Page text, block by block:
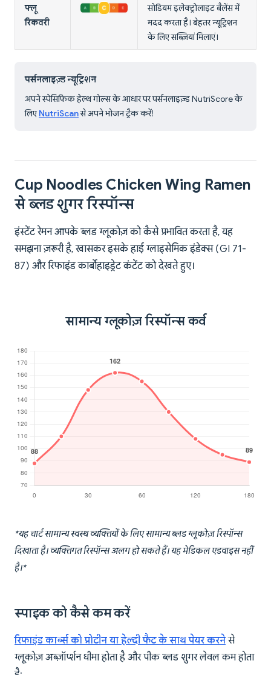
फ्लू
रिकवरी
सोडियम इलेक्ट्रोलाइट बैलेंस में
मदद करता है। बेहतर न्यूट्रिशन
के लिए सब्ज़ियां मिलाएं।
पर्सनलाइज़्ड न्यूट्रिशन
अपने स्पेसिफिक हेल्थ गोल्स के आधार पर पर्सनलाइज़्ड NutriScore के
लिए NutriScanसे अपने भोजन ट्रैक करें!
Cup Noodles Chicken Wing Ramen
से ब्लड शुगर रिस्पॉन्स
इंस्टेंट रेमन आपके ब्लड ग्लूकोज़ को कैसे प्रभावित करता है, यह
समझना ज़रूरी है, खासकर इसके हाई ग्लाइसेमिक इंडेक्स (GI 71-
87) और रिफाइंड कार्बोहाइड्रेट कंटेंट को देखते हुए।
सामान्य ग्लूकोज़ रिस्पॉन्स कर्व
*यह चार्ट सामान्य स्वस्थ व्यक्तियों के लिए सामान्य ब्लड ग्लूकोज़ रिस्पॉन्स
दिखाता है। व्यक्तिगत रिस्पॉन्स अलग हो सकते हैं। यह मेडिकल एडवाइस नहीं
है।*
स्पाइक को कैसे कम करें
रिफाइंड कार्ब्स को प्रोटीन या हेल्दी फैट के साथ पेयर करनेसे
ग्लूकोज़ अब्ज़ॉर्प्शन धीमा होता है और पीक ब्लड शुगर लेवल कम होता